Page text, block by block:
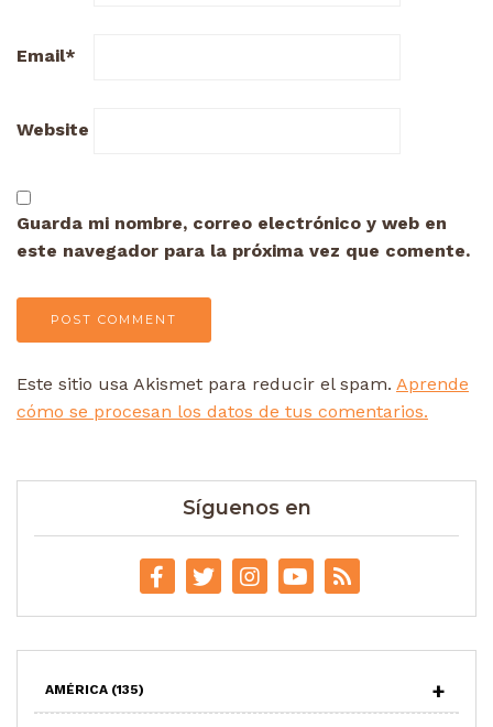
Email*
Website
Guarda mi nombre, correo electrónico y web en
este navegador para la próxima vez que comente.
Este sitio usa Akismet para reducir el spam. Aprende
cómo se procesan los datos de tus comentarios.
Síguenos en
AMÉRICA (135)